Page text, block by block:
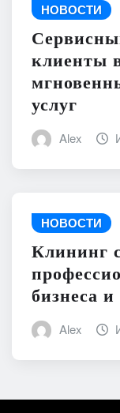
НОВОСТИ
клиенты
услуг
Alex
НОВОСТИ
Клининг
бизнеса
Alex